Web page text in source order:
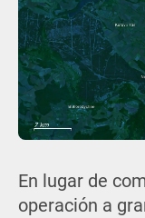
En lugar de
operación a